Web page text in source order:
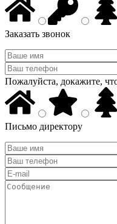
Заказать звонок
Пожалуйста, докажите,
Письмо директору